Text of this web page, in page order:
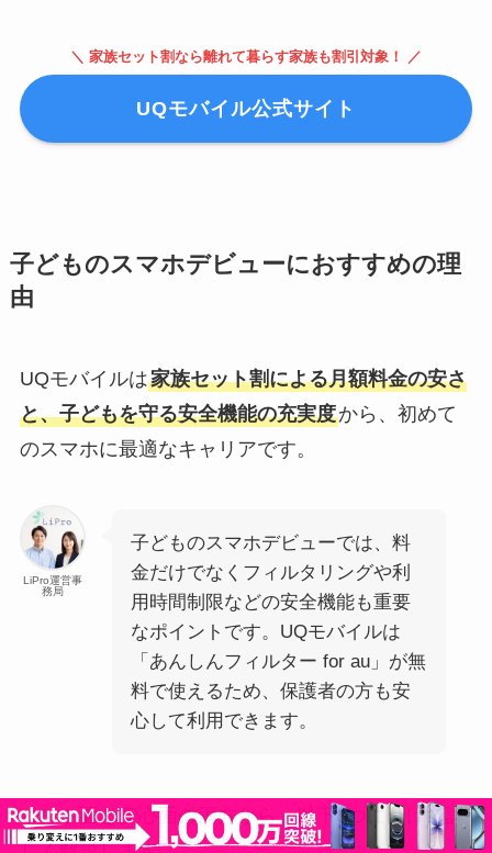
＼ 家族セット割なら離れて暮らす家族も割引対象！ ／
UQモバイル公式サイト
子どものスマホデビューにおすすめの理
由
UQモバイルは家族セット割による月額料金の安さ
と、子どもを守る安全機能の充実度から、初めて
のスマホに最適なキャリアです。
LiPro運営事
務局
子どものスマホデビューでは、料
金だけでなくフィルタリングや利
用時間制限などの安全機能も重要
なポイントです。UQモバイルは
「あんしんフィルター for au」が無
料で使えるため、保護者の方も安
心して利用できます。
コスト面と安心面の両方から、以下3つに分けて詳